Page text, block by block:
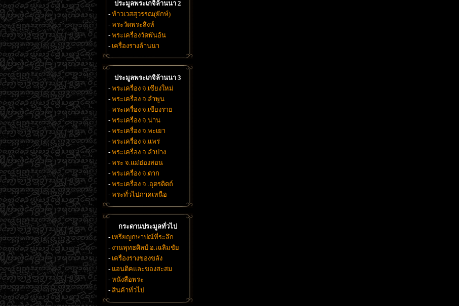
ประมูลพระเกจิล้านนา 2
- ท้าวเวสสุวรรณ(ยักษ์)
- พระวัดพระสิงห์
- พระเครื่องวัดพันอ้น
- เครื่องรางล้านนา
ประมูลพระเกจิล้านนา 3
- พระเครื่อง จ.เชียงใหม่
- พระเครื่อง จ.ลำพูน
- พระเครื่อง จ.เชียงราย
- พระเครื่อง จ.น่าน
- พระเครื่อง จ.พะเยา
- พระเครื่อง จ.แพร่
- พระเครื่อง จ.ลำปาง
- พระ จ.แม่ฮ่องสอน
- พระเครื่อง จ.ตาก
- พระเครื่อง จ .อุตรดิตถ์
- พระทั่วไปภาคเหนือ
กระดานประมูลทั่วไป
- เหรียญกษาปณ์ที่ระลึก
- งานพุทธศิลป์ อ.เฉลิมชัย
- เครื่องรางของขลัง
- แอนติคและของสะสม
- หนังสือพระ
- สินค้าทั่วไป